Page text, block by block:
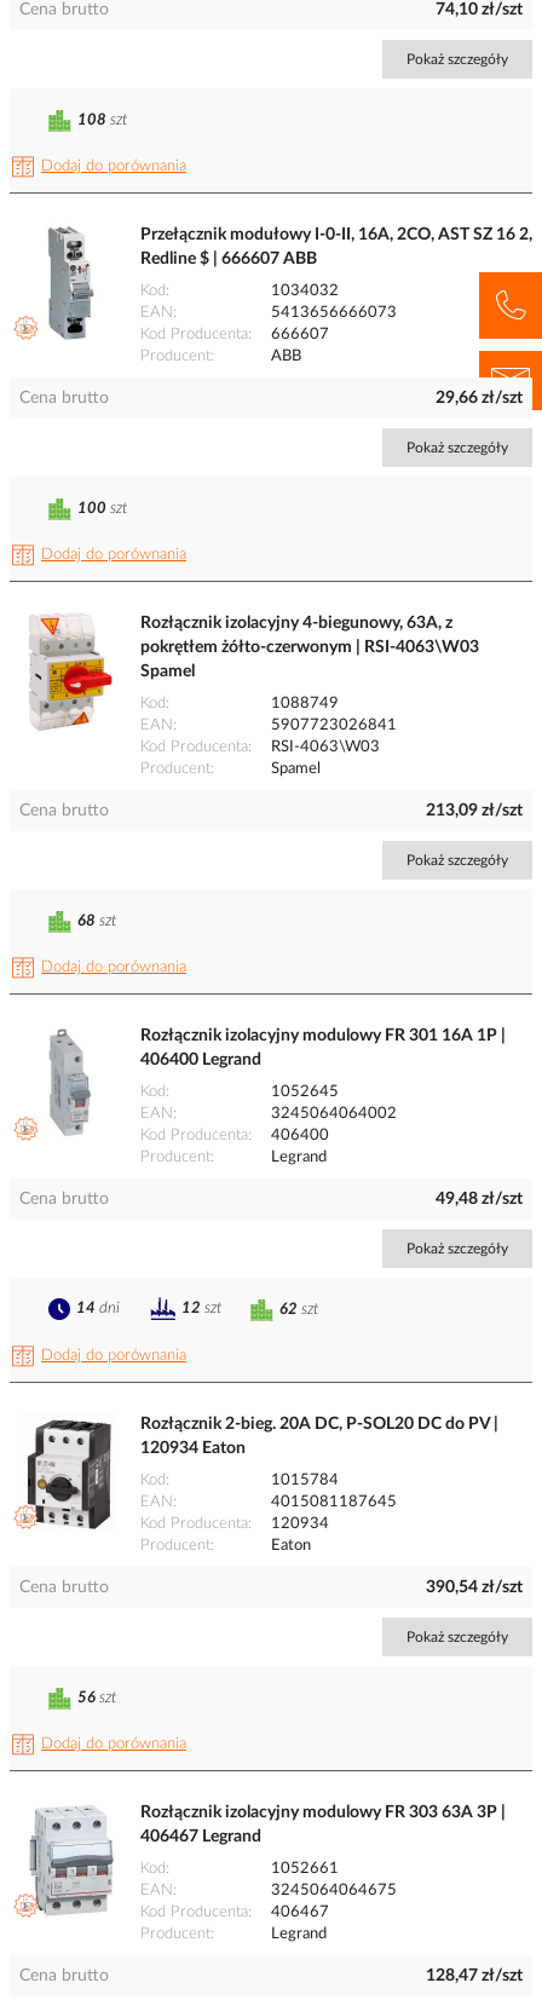
Cena brutto 74,10 zł/szt
Pokaż szczegóły
Dodaj do porównania
108 szt
Przełącznik modułowy I-0-II, 16A, 2CO, AST SZ 16 2,
Redline $ | 666607 ABB
Kod
1034032
EAN
5413656666073
Kod Producenta
666607
Producent
ABB
Cena brutto 29,66 zł/szt
Pokaż szczegóły
Dodaj do porównania
100 szt
Rozłącznik izolacyjny 4-biegunowy, 63A, z
pokrętłem żółto-czerwonym | RSI-4063\W03
Spamel
Kod
1088749
EAN
5907723026841
Kod Producenta
RSI-4063\W03
Producent
Spamel
Cena brutto 213,09 zł/szt
Pokaż szczegóły
Dodaj do porównania
68 szt
Rozłącznik izolacyjny modulowy FR 301 16A 1P |
406400 Legrand
Kod
1052645
EAN
3245064064002
Kod Producenta
406400
Producent
Legrand
Cena brutto 49,48 zł/szt
Pokaż szczegóły
Dodaj do porównania
62 szt
14 dni 12 szt
Rozłącznik 2-bieg. 20A DC, P-SOL20 DC do PV |
120934 Eaton
Kod
1015784
EAN
4015081187645
Kod Producenta
120934
Producent
Eaton
Cena brutto 390,54 zł/szt
Pokaż szczegóły
Dodaj do porównania
56 szt
Rozłącznik izolacyjny modulowy FR 303 63A 3P |
406467 Legrand
Kod
1052661
EAN
3245064064675
Kod Producenta
406467
Producent
Legrand
Cena brutto 128,47 zł/szt